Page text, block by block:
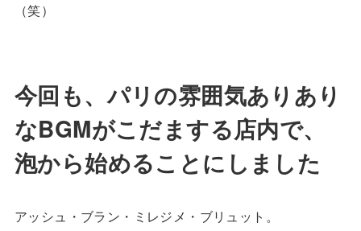
（笑）
今回も、パリの雰囲気ありあり
なBGMがこだまする店内で、
泡から始めることにしました
アッシュ・ブラン・ミレジメ・ブリュット。